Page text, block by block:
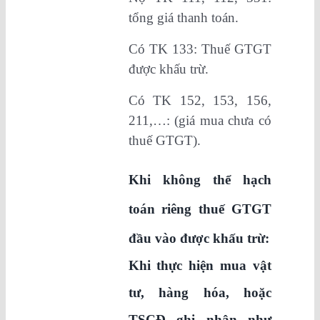
tổng giá thanh toán.
Có TK 133: Thuế GTGT
được khấu trừ.
Có TK 152, 153, 156,
211,…: (giá mua chưa có
thuế GTGT).
Khi không thể hạch
toán riêng thuế GTGT
đầu vào được khấu trừ:
Khi thực hiện mua vật
tư, hàng hóa, hoặc